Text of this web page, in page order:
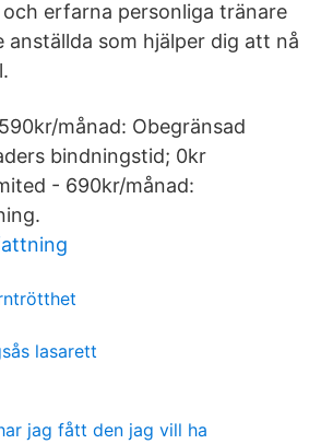
erfarna personliga tränare
anställda som hjälper dig att nå
månad: Obegränsad
bindningstid; 0kr
- 690kr/månad:
lasarett
jag fått den jag vill ha